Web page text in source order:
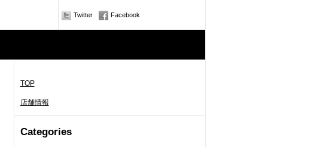
Twitter Facebook
TOP
店舗情報
Categories